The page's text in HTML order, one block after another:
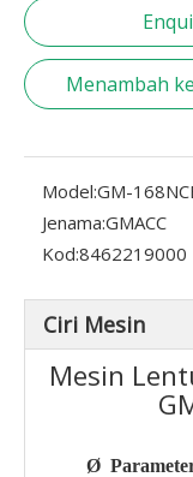
Menambah
Model:GM-
Jenama:GMACC
Kod:8462219000
Ciri Mesin
Mesin
Ø